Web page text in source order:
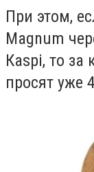
При этом,
Magnum
Кaspi, то за
просят уже